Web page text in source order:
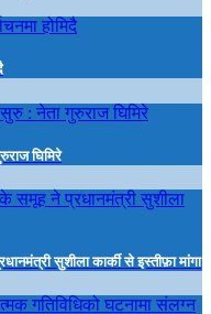
घिमिरे
सुशीला कार्की से इस्तीफ़ा मांगा